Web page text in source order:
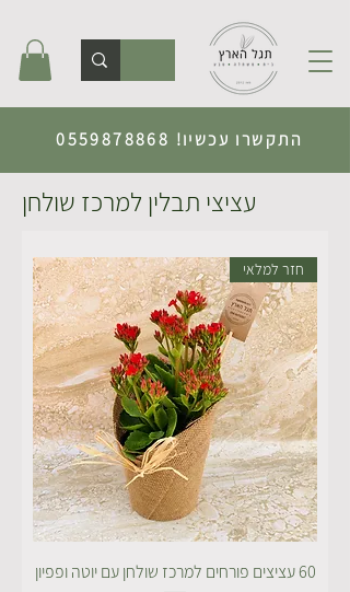
התקשרו עכשיו! 0559878868
עציצי תבלין למרכז שולחן
חזר למלאי
60 עציצים פורחים למרכז שולחן עם יוטה ופפיון